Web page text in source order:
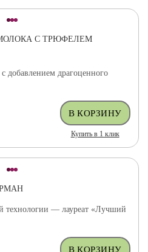
С ТРЮФЕЛЕМ
добавлением драгоценного
Купить в 1 клик
технологии — лауреат «Лучший